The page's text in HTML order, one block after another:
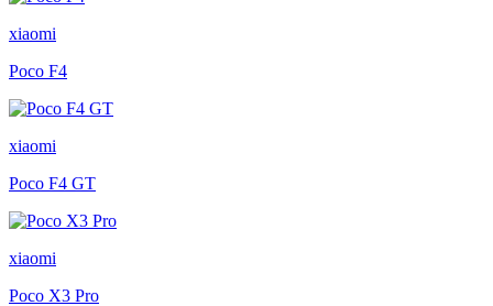
xiaomi
Poco F4
xiaomi
Poco F4 GT
xiaomi
Poco X3 Pro